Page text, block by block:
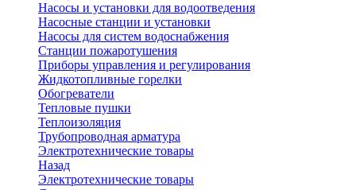
Насосы и установки для водоотведения
Насосные станции и установки
Насосы для систем водоснабжения
Станции пожаротушения
Приборы управления и регулирования
Жидкотопливные горелки
Обогреватели
Тепловые пушки
Теплоизоляция
Трубопроводная арматура
Электротехнические товары
Назад
Электротехнические товары